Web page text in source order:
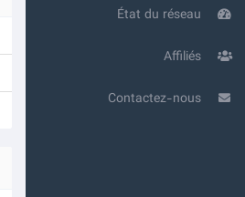
Affiliés
Contactez-nous